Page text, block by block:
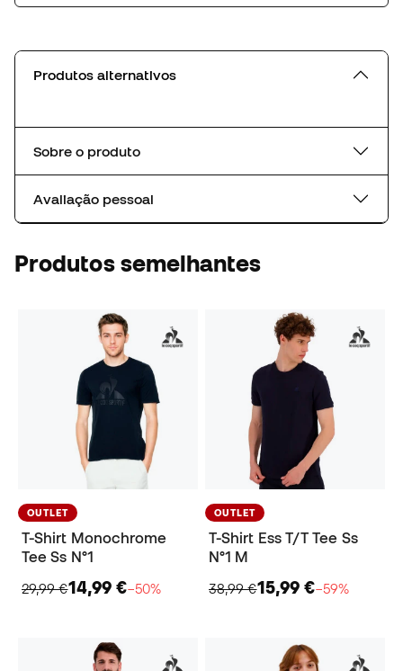
Produtos alternativos
Sobre o produto
Avaliação pessoal
Produtos semelhantes
OUTLET
T-Shirt Monochrome
Tee Ss N°1
29,99 €14,99 €−50%
OUTLET
T-Shirt Ess T/T Tee Ss
N°1 M
38,99 €15,99 €−59%